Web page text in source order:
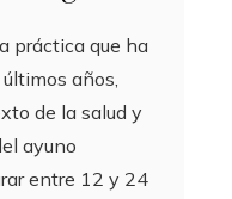
práctica que ha
años,
de la salud y
ayuno
entre 12 y 24